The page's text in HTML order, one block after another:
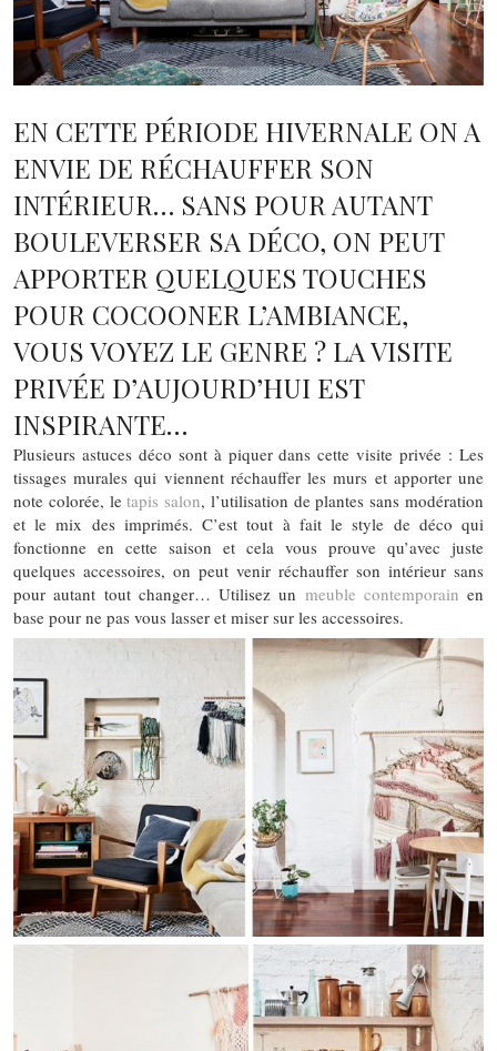
EN CETTE PÉRIODE HIVERNALE ON A
ENVIE DE RÉCHAUFFER SON
INTÉRIEUR… SANS POUR AUTANT
BOULEVERSER SA DÉCO, ON PEUT
APPORTER QUELQUES TOUCHES
POUR COCOONER L’AMBIANCE,
VOUS VOYEZ LE GENRE ? LA VISITE
PRIVÉE D’AUJOURD’HUI EST
INSPIRANTE…
Plusieurs astuces déco sont à piquer dans cette visite privée : Les
tissages murales qui viennent réchauffer les murs et apporter une
note colorée, letapis salon, l’utilisation de plantes sans modération
et le mix des imprimés. C’est tout à fait le style de déco qui
fonctionne en cette saison et cela vous prouve qu’avec juste
quelques accessoires, on peut venir réchauffer son intérieur sans
pour autant tout changer… Utilisez un meuble contemporain en
base pour ne pas vous lasser et miser sur les accessoires.